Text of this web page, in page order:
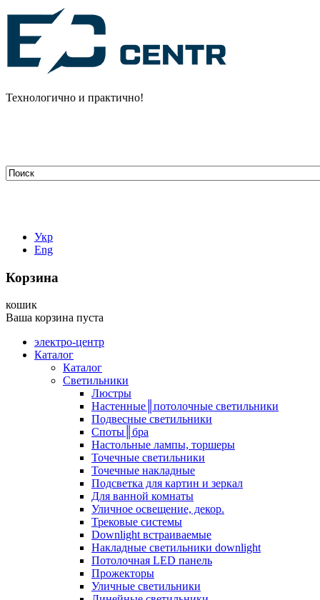
Технологично и практично!
Укр
Eng
Корзина
кошик
Ваша корзина пуста
электро-центр
Каталог
Каталог
Светильники
Люстры
Настенные║потолочные светильники
Подвесные светильники
Споты║бра
Настольные лампы, торшеры
Точечные светильники
Точечные накладные
Подсветка для картин и зеркал
Для ванной комнаты
Уличное освещение, декор.
Трековые системы
Downlight встраиваемые
Накладные светильники downlight
Потолочная LED панель
Прожекторы
Уличные светильники